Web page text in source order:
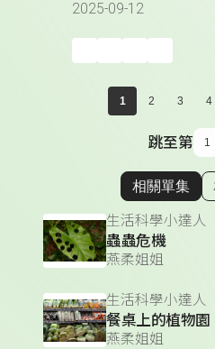
2025-09-12
1 2 3 4
跳至第
相關單集
生活科學小達人
蟲蟲危機
燕柔姐姐
生活科學小達人
餐桌上的植物園
燕柔姐姐